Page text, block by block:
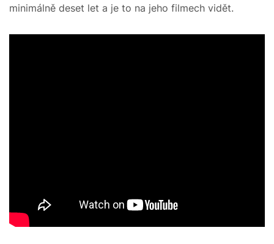
minimálně deset let a je to na jeho filmech vidět.